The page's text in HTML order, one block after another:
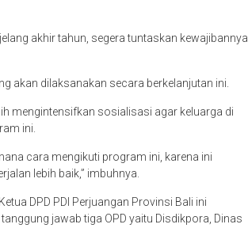
akhir tahun, segera tuntaskan kewajibannya
akan dilaksanakan secara berkelanjutan ini.
mengintensifkan sosialisasi agar keluarga di
ini.
cara mengikuti program ini, karena ini
lebih baik,” imbuhnya.
DPD PDI Perjuangan Provinsi Bali ini
jawab tiga OPD yaitu Disdikpora, Dinas